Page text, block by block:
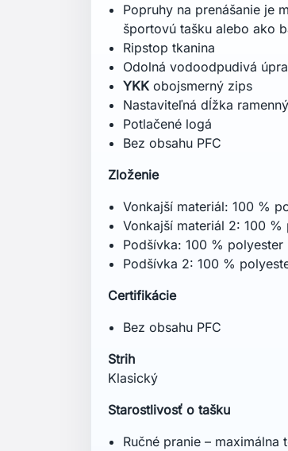
Popruhy na prenášanie je
športovú tašku alebo ako
Ripstop tkanina
Odolná vodoodpudivá
YKKobojsmerný zips
Nastaviteľná dĺžka
Potlačené logá
Bez obsahu PFC
Zloženie
Vonkajší materiál: 100 %
Vonkajší materiál 2: 100 %
Podšívka: 100 % polyester
Podšívka 2: 100 %
Certifikácie
Bez obsahu PFC
Strih
Klasický
Starostlivosť o tašku
Ručné pranie – maximálna